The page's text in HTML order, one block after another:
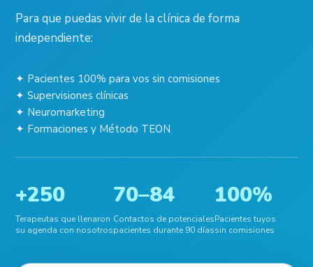
Para que puedas vivir de la clínica de forma
independiente:
✦ Pacientes 100% para vos sin comisiones
✦ Supervisiones clínicas
✦ Neuromarketing
✦ Formaciones y Método TEON
+250
Terapeutas que llenaron
su agenda con nosotros
70–84
Contactos de potenciales
pacientes durante 90 días
100%
Pacientes tuyos
sin comisiones